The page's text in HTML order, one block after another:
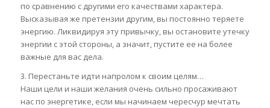
по сравнению с другими его качествами характера.
Высказывая же претензии другим, вы постоянно теряете
энергию. Ликвидируя эту привычку, вы остановите утечку
энергии с этой стороны, а значит, пустите ее на более
важные для вас дела.
3. Перестаньте идти напролом к своим целям…
Наши цели и наши желания очень сильно просаживают
нас по энергетике, если мы начинаем чересчур мечтать